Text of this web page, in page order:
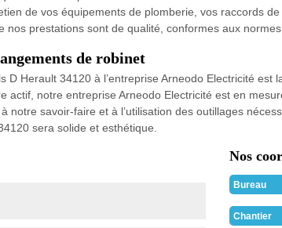
de vos équipements de plomberie, vos raccords
nos prestations sont de qualité, conformes aux
de robinet
Herault 34120 à l’entreprise Arneodo Electricité
actif, notre entreprise Arneodo Electricité est en
notre savoir-faire et à l’utilisation des outillages
sera solide et esthétique.
Nos
Bureau
Chantier